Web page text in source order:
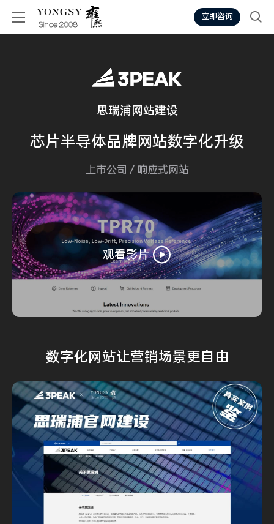
立即咨询
思瑞浦网站建设
芯片半导体品牌网站数字化升级
上市公司 / 响应式网站
观看影片
数字化网站让营销场景更自由